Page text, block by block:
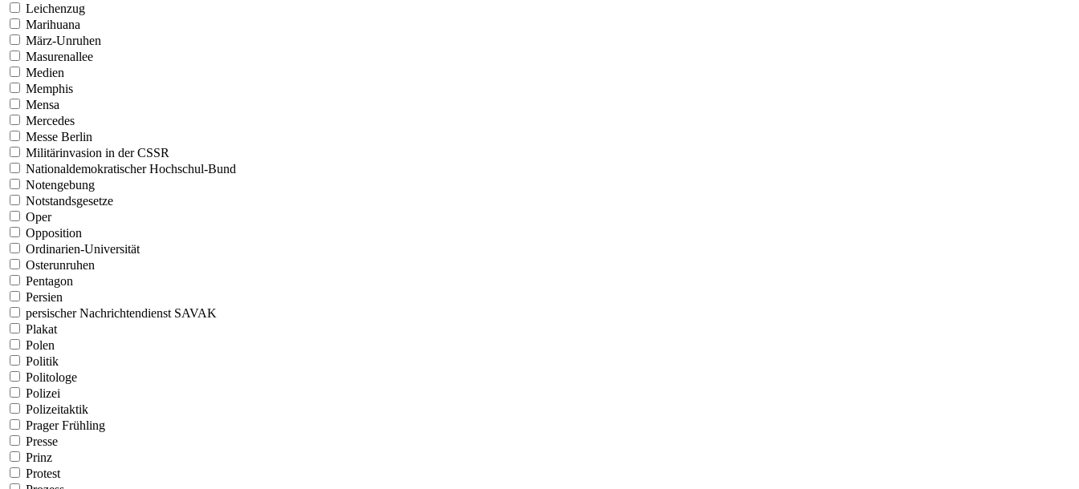
Leichenzug
Marihuana
März-Unruhen
Masurenallee
Medien
Memphis
Mensa
Mercedes
Messe Berlin
Militärinvasion in der CSSR
Nationaldemokratischer Hochschul-Bund
Notengebung
Notstandsgesetze
Oper
Opposition
Ordinarien-Universität
Osterunruhen
Pentagon
Persien
persischer Nachrichtendienst SAVAK
Plakat
Polen
Politik
Politologe
Polizei
Polizeitaktik
Prager Frühling
Presse
Prinz
Protest